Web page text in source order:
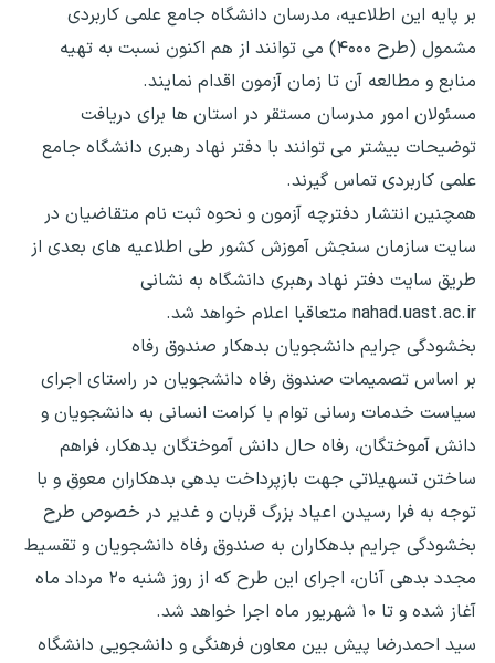
بر پایه این اطلاعیه، مدرسان دانشگاه جامع علمی کاربردی
مشمول (طرح ۴۰۰۰) می توانند از هم اکنون نسبت به تهیه
منابع و مطالعه آن تا زمان آزمون اقدام نمایند.
مسئولان امور مدرسان مستقر در استان ‌ها برای دریافت
توضیحات بیشتر می توانند با دفتر نهاد رهبری دانشگاه جامع
علمی کاربردی تماس گیرند.
همچنین انتشار دفترچه آزمون و نحوه ثبت‌ نام متقاضیان در
سایت سازمان سنجش آموزش کشور طی اطلاعیه های بعدی از
طریق سایت دفتر نهاد رهبری دانشگاه به نشانی
nahad.uast.ac.ir متعاقبا اعلام خواهد شد.
بخشودگی جرایم دانشجویان بدهکار صندوق رفاه
بر اساس تصمیمات صندوق رفاه دانشجویان در راستای اجرای
سیاست خدمات رسانی توام با کرامت انسانی به دانشجویان و
دانش آموختگان، رفاه حال دانش آموختگان بدهکار، فراهم
ساختن تسهیلاتی جهت بازپرداخت بدهی بدهکاران معوق و با
توجه به فرا رسیدن اعیاد بزرگ قربان و غدیر در خصوص طرح
بخشودگی جرایم بدهکاران به صندوق رفاه دانشجویان و تقسیط
مجدد بدهی آنان، اجرای این طرح که از روز شنبه ۲۰ مرداد ماه
آغاز شده و تا ۱۰ شهریور ماه اجرا خواهد شد.
سید احمدرضا پیش بین معاون فرهنگی و دانشجویی دانشگاه